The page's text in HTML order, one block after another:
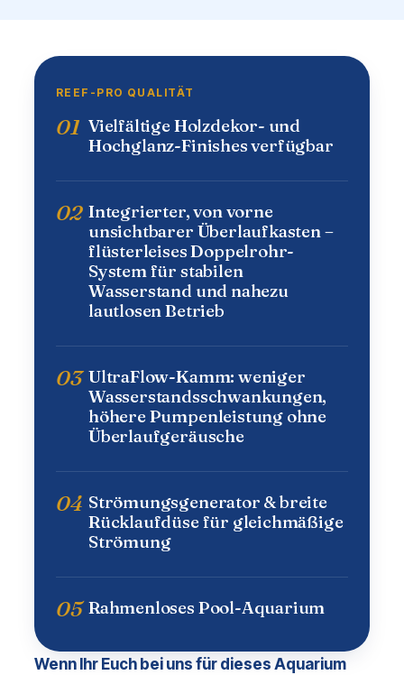
REEF-PRO QUALITÄT
01 Vielfältige Holzdekor- und
Hochglanz-Finishes verfügbar
02 Integrierter, von vorne
unsichtbarer Überlaufkasten –
flüsterleises Doppelrohr-
System für stabilen
Wasserstand und nahezu
lautlosen Betrieb
03 UltraFlow-Kamm: weniger
Wasserstandsschwankungen,
höhere Pumpenleistung ohne
Überlaufgeräusche
04 Strömungsgenerator & breite
Rücklaufdüse für gleichmäßige
Strömung
05 Rahmenloses Pool-Aquarium
Wenn Ihr Euch bei uns für dieses Aquarium